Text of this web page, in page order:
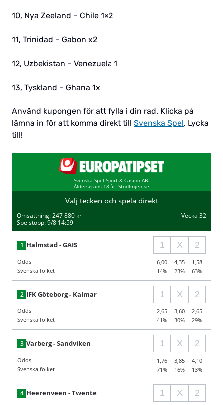
10, Nya Zeeland – Chile 1×2
11, Trinidad – Gabon x2
12, Uzbekistan – Venezuela 1
13, Tyskland – Ghana 1x
Använd kupongen för att fylla i din rad. Klicka på
lämna in för att komma direkt till Svenska Spel. Lycka
till!